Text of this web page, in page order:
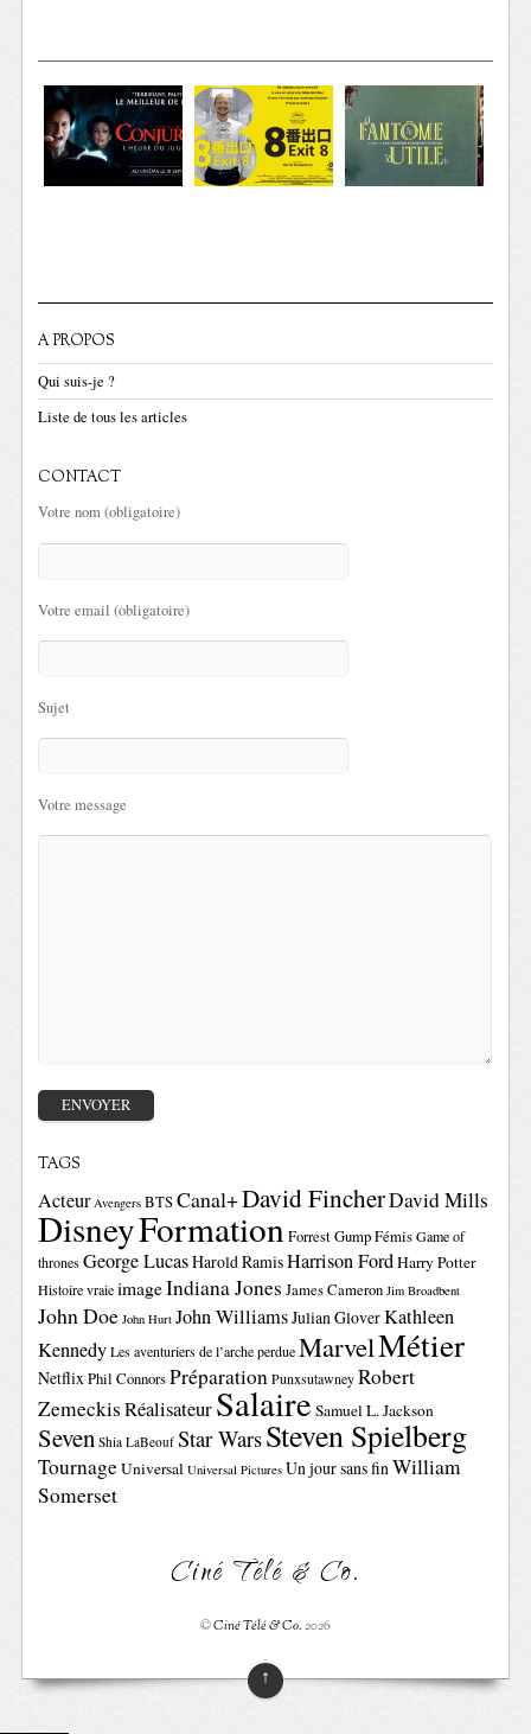
A PROPOS
Qui suis-je ?
Liste de tous les articles
CONTACT
Votre nom (obligatoire)
Votre email (obligatoire)
Sujet
Votre message
TAGS
Acteur Avengers BTSCanal+David FincherDavid Mills
DisneyFormationForrest GumpFémis Game of
thrones George LucasHarold RamisHarrison FordHarry Potter
Histoire vraie imageIndiana Jones James Cameron Jim Broadbent
John Doe John Hurt John WilliamsJulian GloverKathleen
Kennedy Les aventuriers de l’arche perdue MarvelMétier
NetflixPhil ConnorsPréparation Punxsutawney Robert
ZemeckisRéalisateurSalaire Samuel L. Jackson
Seven Shia LaBeouf Star WarsSteven Spielberg
TournageUniversal Universal Pictures Un jour sans finWilliam
Somerset
Ciné Télé & Co.
©Ciné Télé & Co.2026
↑